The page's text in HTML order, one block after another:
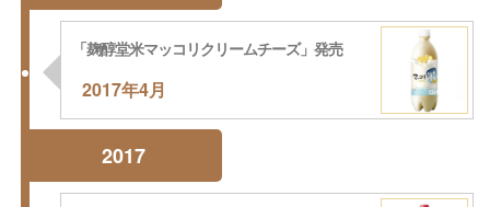
2017年4月
「麹醇堂米マッコリクリームチーズ」発売
2017